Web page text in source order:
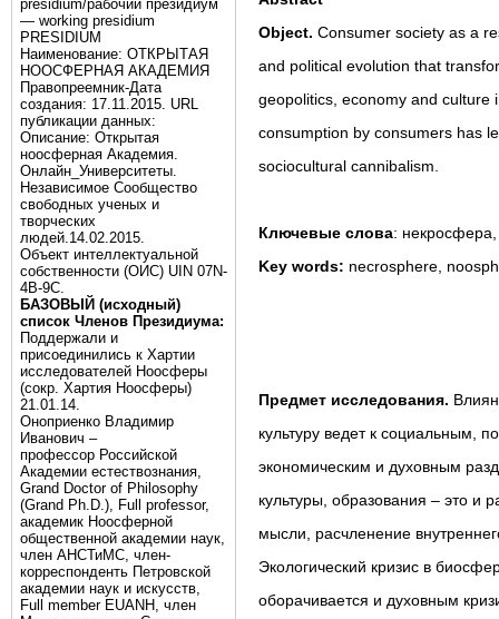
presidium/рабочий президиум
— working presidium
PRESIDIUM
Наименование: ОТКРЫТАЯ
НООСФЕРНАЯ АКАДЕМИЯ
Правопреемник-Дата
создания: 17.11.2015. URL
публикации данных:
Описание: Открытая
ноосферная Академия.
Онлайн_Университеты.
Независимое Сообщество
свободных ученых и
творческих
людей.14.02.2015.
Объект интеллектуальной
собственности (ОИС) UIN 07N-
4B-9C.
БАЗОВЫЙ (исходный)
список Членов Президиума:
Поддержали и
присоединились к Хартии
исследователей Ноосферы
(сокр. Хартия Ноосферы)
21.01.14.
Оноприенко Владимир
Иванович –
профессор Российской
Академии естествознания,
Grand Doctor of Philosophy
(Grand Ph.D.), Full professor,
академик Ноосферной
общественной академии наук,
член АНСТиМС, член-
корреспонденть Петровской
академии наук и искусств,
Full member EUANH, член
Object. Consumer society as a
and political evolution that
geopolitics, economy and culture
consumption by consumers has
sociocultural cannibalism.
Ключевые слова:
Key words: necrosphere,
Предмет исследования.
культуру ведет к социальным,
экономическим и духовным
культуры, образования – это и
мысли, расчленение
Экологический кризис в
оборачивается и духовным